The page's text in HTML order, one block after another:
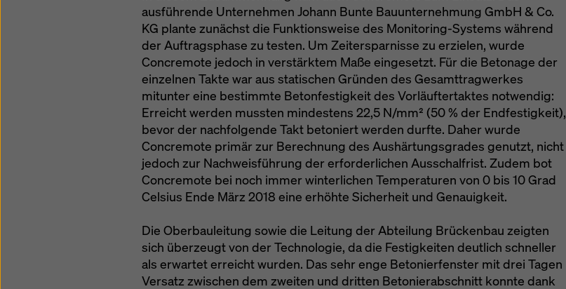
ausführende Unternehmen Johann Bunte Bauunternehmung GmbH & Co.
KG plante zunächst die Funktionsweise des Monitoring-Systems während
der Auftragsphase zu testen. Um Zeitersparnisse zu erzielen, wurde
Concremote jedoch in verstärktem Maße eingesetzt. Für die Betonage der
einzelnen Takte war aus statischen Gründen des Gesamttragwerkes
mitunter eine bestimmte Betonfestigkeit des Vorläuftertaktes notwendig:
Erreicht werden mussten mindestens 22,5 N/mm² (50 % der Endfestigkeit),
bevor der nachfolgende Takt betoniert werden durfte. Daher wurde
Concremote primär zur Berechnung des Aushärtungsgrades genutzt, nicht
jedoch zur Nachweisführung der erforderlichen Ausschalfrist. Zudem bot
Concremote bei noch immer winterlichen Temperaturen von 0 bis 10 Grad
Celsius Ende März 2018 eine erhöhte Sicherheit und Genauigkeit.
Die Oberbauleitung sowie die Leitung der Abteilung Brückenbau zeigten
sich überzeugt von der Technologie, da die Festigkeiten deutlich schneller
als erwartet erreicht wurden. Das sehr enge Betonierfenster mit drei Tagen
Versatz zwischen dem zweiten und dritten Betonierabschnitt konnte dank